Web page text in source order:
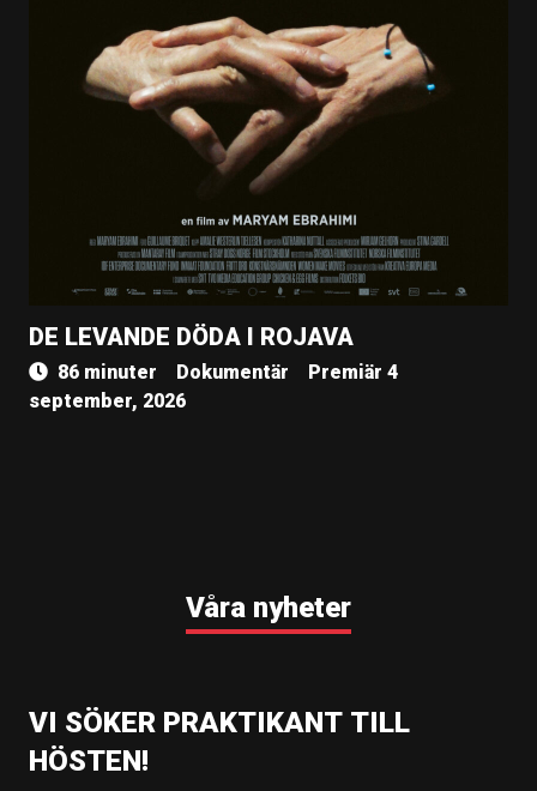
DE LEVANDE DÖDA I ROJAVA
86 minuter Dokumentär
Premiär 4
september, 2026
Våra nyheter
VI SÖKER PRAKTIKANT TILL
HÖSTEN!